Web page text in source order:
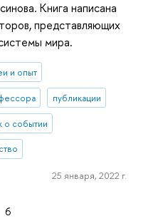
Книга написана
представляющих
мира.
и опыт
публикации
о событии
25 января, 2022 г.
6